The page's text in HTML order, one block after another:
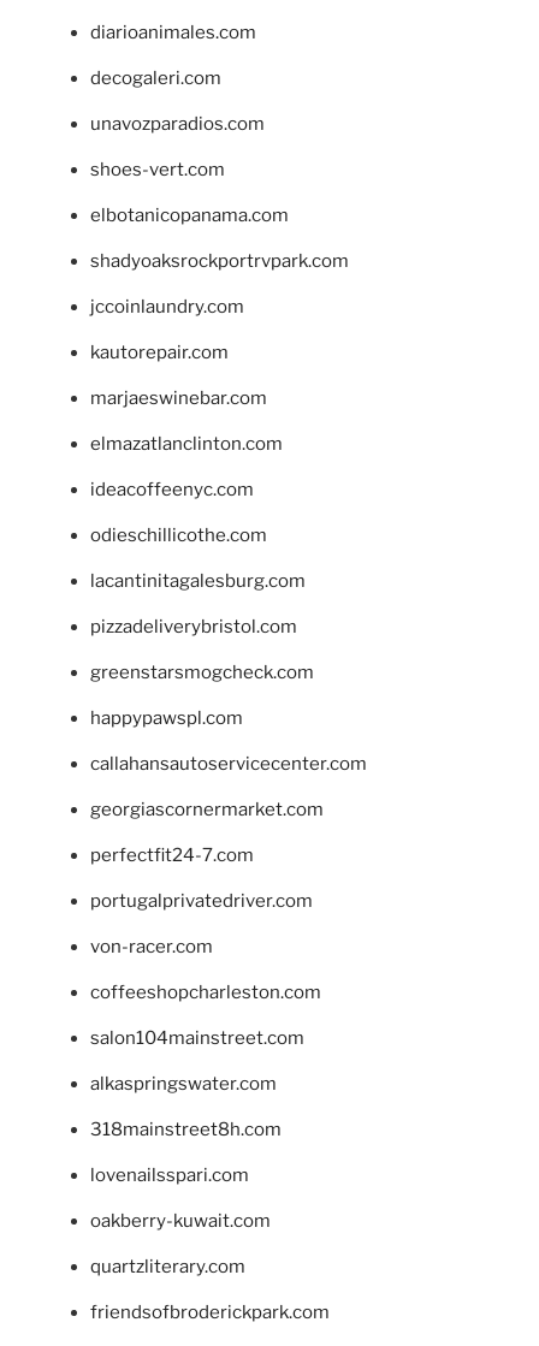
diarioanimales.com
decogaleri.com
unavozparadios.com
shoes-vert.com
elbotanicopanama.com
shadyoaksrockportrvpark.com
jccoinlaundry.com
kautorepair.com
marjaeswinebar.com
elmazatlanclinton.com
ideacoffeenyc.com
odieschillicothe.com
lacantinitagalesburg.com
pizzadeliverybristol.com
greenstarsmogcheck.com
happypawspl.com
callahansautoservicecenter.com
georgiascornermarket.com
perfectfit24-7.com
portugalprivatedriver.com
von-racer.com
coffeeshopcharleston.com
salon104mainstreet.com
alkaspringswater.com
318mainstreet8h.com
lovenailsspari.com
oakberry-kuwait.com
quartzliterary.com
friendsofbroderickpark.com